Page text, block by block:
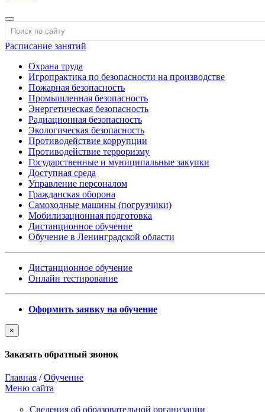
Расписание занятий
Охрана труда
Игропрактика по безопасности на производстве
Пожарная безопасность
Промышленная безопасность
Энергетическая безопасность
Радиационная безопасность
Экологическая безопасность
Противодействие коррупции
Противодействие терроризму
Государственные и муниципальные закупки
Доступная среда
Управление персоналом
Гражданская оборона
Самоходные машины (погрузчики)
Мобилизационная подготовка
Дистанционное обучение
Обучение в Ленинградской области
Дистанционное обучение
Онлайн тестирование
Оформить заявку на обучение
×
Заказать обратный звонок
Главная /Обучение
Меню сайта
Сведения об образовательной организации